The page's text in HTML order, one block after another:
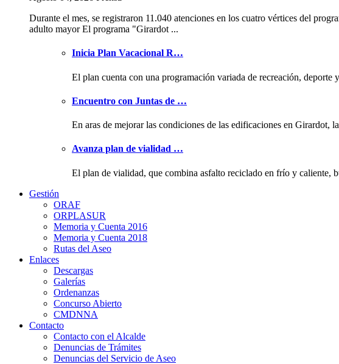
Durante el mes, se registraron 11.040 atenciones en los cuatro vértices del
adulto mayor El programa "Girardot ...
Inicia Plan Vacacional R…
El plan cuenta con una programación variada de recreación,
Encuentro con Juntas de …
En aras de mejorar las condiciones de las edificaciones en Girardot,
Avanza plan de vialidad …
El plan de vialidad, que combina asfalto reciclado en frío y caliente,
Gestión
ORAF
ORPLASUR
Memoria y Cuenta 2016
Memoria y Cuenta 2018
Rutas del Aseo
Enlaces
Descargas
Galerías
Ordenanzas
Concurso Abierto
CMDNNA
Contacto
Contacto con el Alcalde
Denuncias de Trámites
Denuncias del Servicio de Aseo